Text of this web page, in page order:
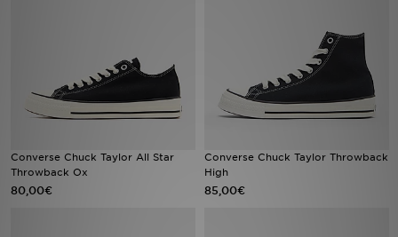
Converse Chuck Taylor All Star
Throwback Ox
80,00€
Converse Chuck Taylor Throwback
High
85,00€
Sports
PROMOS
Mon JD